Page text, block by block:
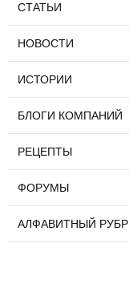
СТАТЬИ
НОВОСТИ
ИСТОРИИ
БЛОГИ КОМПАНИЙ
РЕЦЕПТЫ
ФОРУМЫ
АЛФАВИТНЫЙ